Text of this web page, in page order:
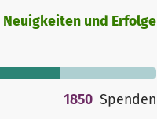
Neuigkeiten und Erfolge
1850 Spenden